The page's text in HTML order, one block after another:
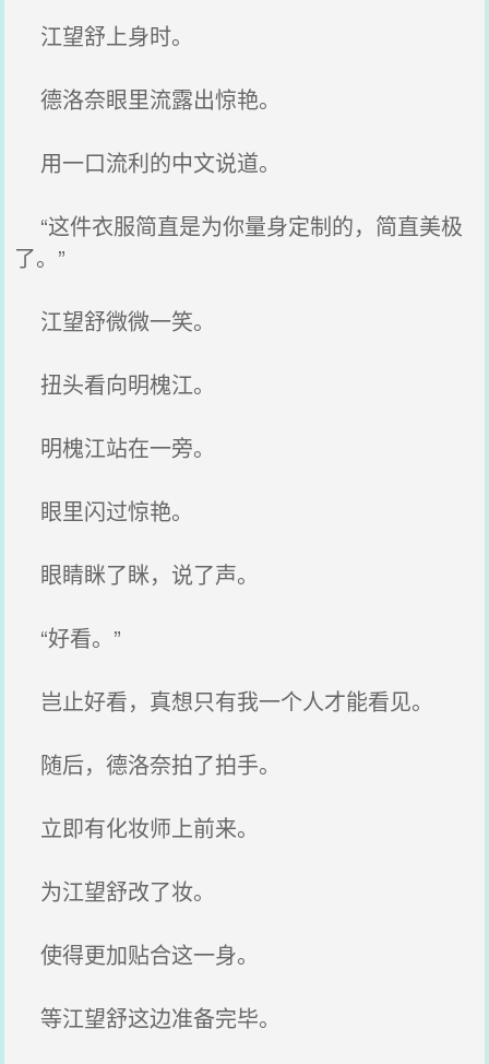
江望舒上身时。
德洛奈眼里流露出惊艳。
用一口流利的中文说道。
“这件衣服简直是为你量身定制的，简直美极
了。”
江望舒微微一笑。
扭头看向明槐江。
明槐江站在一旁。
眼里闪过惊艳。
眼睛眯了眯，说了声。
“好看。”
岂止好看，真想只有我一个人才能看见。
随后，德洛奈拍了拍手。
立即有化妆师上前来。
为江望舒改了妆。
使得更加贴合这一身。
等江望舒这边准备完毕。